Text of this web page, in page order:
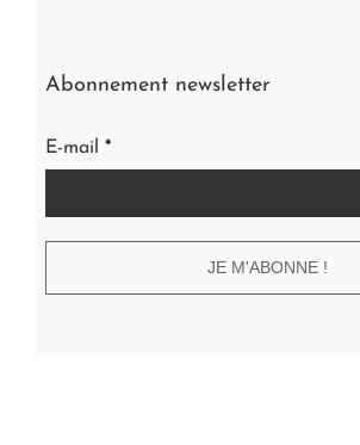
Abonnement newsletter
E-mail *